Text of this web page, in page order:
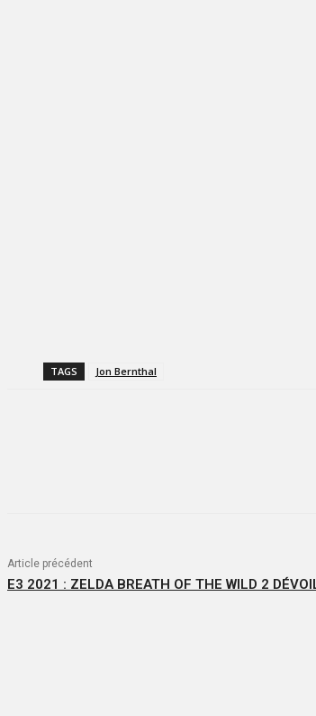
TAGS Jon Bernthal
Article précédent
E3 2021 : ZELDA BREATH OF THE WILD 2